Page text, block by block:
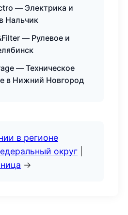
— Электрика и
Нальчик
— Рулевое и
— Техническое
в Нижний Новгород
в регионе
округ
→